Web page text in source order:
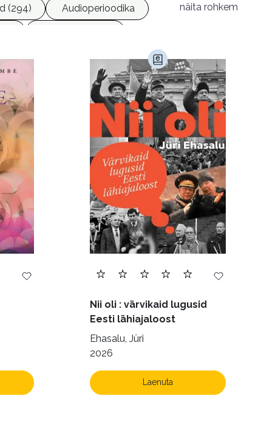
(294)
Audioperioodika
Religioon (107)
Transport (8)
näita rohkem
Nii oli : värvikaid lugusid
Eesti lähiajaloost
Ehasalu, Jüri
2026
Laenuta